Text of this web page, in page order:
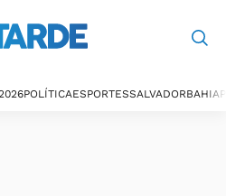
POLÍTICAESPORTESSALVADORBAHIA